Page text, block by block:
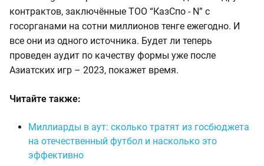
контрактов, заключённые ТОО “КазСпо - N” с
госорганами на сотни миллионов тенге ежегодно. И
все они из одного источника. Будет ли теперь
проведен аудит по качеству формы уже после
Азиатских игр – 2023, покажет время.
Читайте также:
Миллиарды в аут: сколько тратят из госбюджета
на отечественный футбол и насколько это
эффективно